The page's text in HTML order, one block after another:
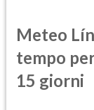
Meteo
tempo
15 giorni